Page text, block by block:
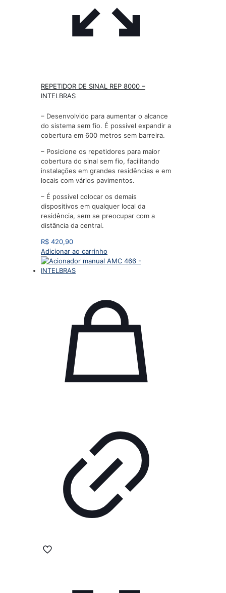
REPETIDOR DE SINAL REP 8000 –
INTELBRAS
– Desenvolvido para aumentar o alcance
do sistema sem fio. É possível expandir a
cobertura em 600 metros sem barreira.
– Posicione os repetidores para maior
cobertura do sinal sem fio, facilitando
instalações em grandes residências e em
locais com vários pavimentos.
– É possível colocar os demais
dispositivos em qualquer local da
residência, sem se preocupar com a
distância da central.
R$ 420,90
Adicionar ao carrinho